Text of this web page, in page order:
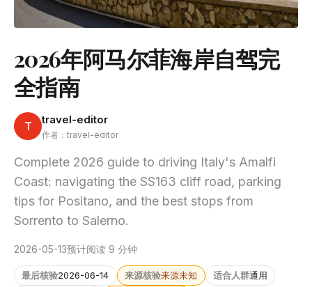
2026年阿马尔菲海岸自驾完
全指南
T travel-editor
作者：travel-editor
Complete 2026 guide to driving Italy's Amalfi
Coast: navigating the SS163 cliff road, parking
tips for Positano, and the best stops from
Sorrento to Salerno.
2026-05-13预计阅读 9 分钟
最后核验2026-06-14 来源核验来源未知 适合人群通用